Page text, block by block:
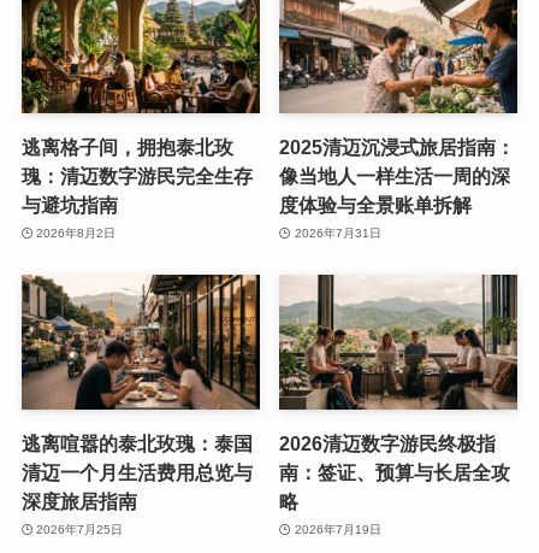
逃离格子间，拥抱泰北玫
瑰：清迈数字游民完全生存
与避坑指南
2026年8月2日
2025清迈沉浸式旅居指南：
像当地人一样生活一周的深
度体验与全景账单拆解
2026年7月31日
逃离喧嚣的泰北玫瑰：泰国
清迈一个月生活费用总览与
深度旅居指南
2026年7月25日
2026清迈数字游民终极指
南：签证、预算与长居全攻
略
2026年7月19日